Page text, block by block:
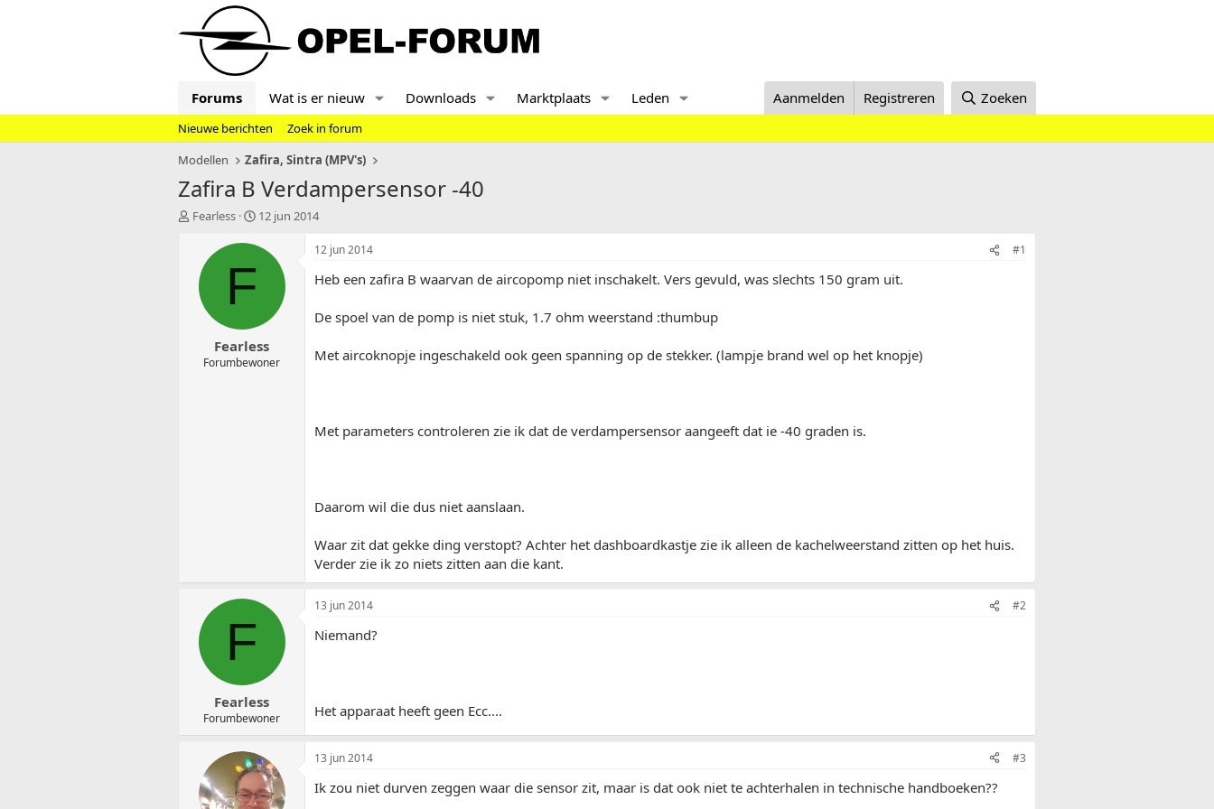
Forums Wat is er nieuw Downloads Marktplaats Leden Aanmelden Registreren Zoeken
Nieuwe berichten
Zoek in forum
Modellen
Zafira, Sintra (MPV's)
Zafira B Verdampersensor -40
T
Fearless
S
a
t
u
m
12 jun 2014
F
Fearless
Forumbewoner
12 jun 2014 #1
Heb een zafira B waarvan de aircopomp niet inschakelt. Vers gevuld, was slechts 150 gram uit.
De spoel van de pomp is niet stuk, 1.7 ohm weerstand :thumbup
Met aircoknopje ingeschakeld ook geen spanning op de stekker. (lampje brand wel op het knopje)
Met parameters controleren zie ik dat de verdampersensor aangeeft dat ie -40 graden is.
Daarom wil die dus niet aanslaan.
Waar zit dat gekke ding verstopt? Achter het dashboardkastje zie ik alleen de kachelweerstand zitten op het huis.
Verder zie ik zo niets zitten aan die kant.
F
Fearless
Forumbewoner
13 jun 2014 #2
Niemand?
Het apparaat heeft geen Ecc....
13 jun 2014 #3
Ik zou niet durven zeggen waar die sensor zit, maar is dat ook niet te achterhalen in technische handboeken??